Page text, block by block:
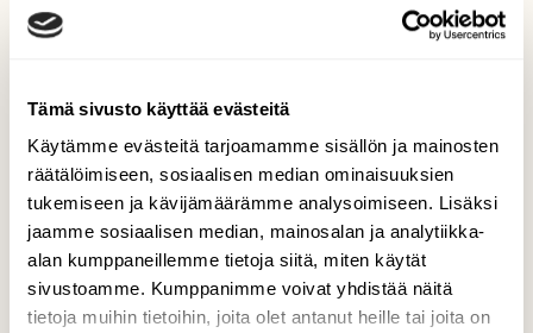
Tämä sivusto käyttää evästeitä
Käytämme evästeitä tarjoamamme sisällön ja mainosten
räätälöimiseen, sosiaalisen median ominaisuuksien
tukemiseen ja kävijämäärämme analysoimiseen. Lisäksi
jaamme sosiaalisen median, mainosalan ja analytiikka-
alan kumppaneillemme tietoja siitä, miten käytät
sivustoamme. Kumppanimme voivat yhdistää näitä
tietoja muihin tietoihin, joita olet antanut heille tai joita on
Reijo Juurinen, Helsinki Marraskuu